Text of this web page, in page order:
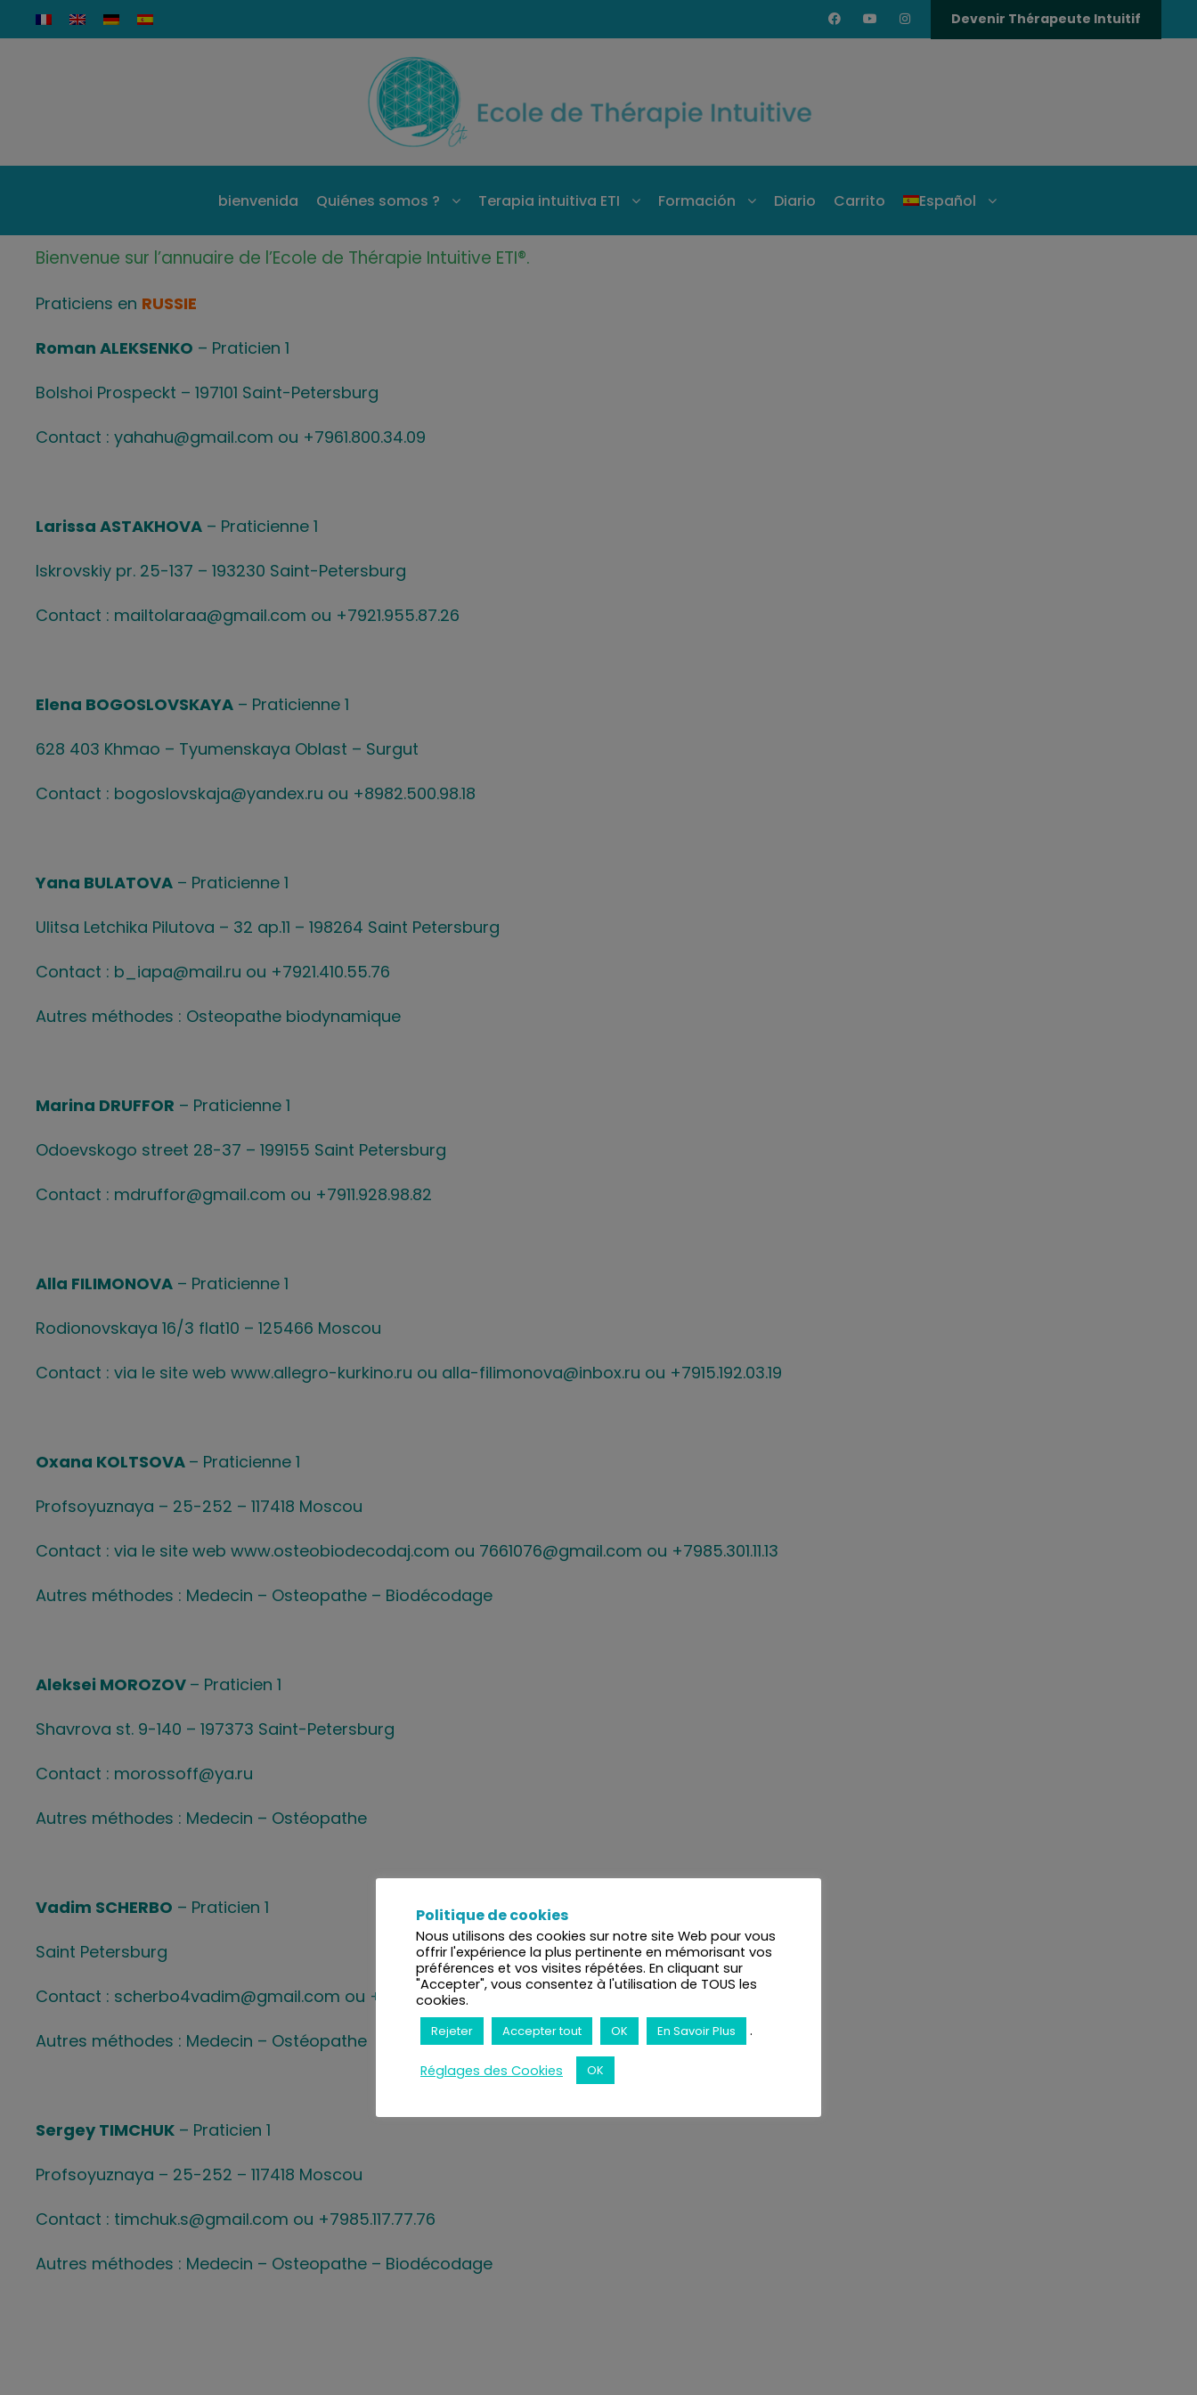
Devenir Thérapeute Intuitif
bienvenida Quiénes somos ? Terapia intuitiva ETI Formación Diario Carrito Español
Bienvenue sur l’annuaire de l’Ecole de Thérapie Intuitive ETI®.
Praticiens en RUSSIE
Roman ALEKSENKO – Praticien 1
Bolshoi Prospeckt – 197101 Saint-Petersburg
Contact : yahahu@gmail.com ou +7961.800.34.09
Larissa ASTAKHOVA – Praticienne 1
Iskrovskiy pr. 25-137 – 193230 Saint-Petersburg
Contact : mailtolaraa@gmail.com ou +7921.955.87.26
Elena BOGOSLOVSKAYA – Praticienne 1
628 403 Khmao – Tyumenskaya Oblast – Surgut
Contact : bogoslovskaja@yandex.ru ou +8982.500.98.18
Yana BULATOVA – Praticienne 1
Ulitsa Letchika Pilutova – 32 ap.11 – 198264 Saint Petersburg
Contact : b_iapa@mail.ru ou +7921.410.55.76
Autres méthodes : Osteopathe biodynamique
Marina DRUFFOR – Praticienne 1
Odoevskogo street 28-37 – 199155 Saint Petersburg
Contact : mdruffor@gmail.com ou +7911.928.98.82
Alla FILIMONOVA – Praticienne 1
Rodionovskaya 16/3 flat10 – 125466 Moscou
Contact : via le site web www.allegro-kurkino.ru ou alla-filimonova@inbox.ru ou +7915.192.03.19
Oxana KOLTSOVA – Praticienne 1
Profsoyuznaya – 25-252 – 117418 Moscou
Contact : via le site web www.osteobiodecodaj.com ou 7661076@gmail.com ou +7985.301.11.13
Autres méthodes : Medecin – Osteopathe – Biodécodage
Aleksei MOROZOV – Praticien 1
Shavrova st. 9-140 – 197373 Saint-Petersburg
Contact : morossoff@ya.ru
Autres méthodes : Medecin – Ostéopathe
Vadim SCHERBO – Praticien 1
Saint Petersburg
Contact : scherbo4vadim@gmail.com ou +8911.225.36.71
Autres méthodes : Medecin – Ostéopathe
Sergey TIMCHUK – Praticien 1
Profsoyuznaya – 25-252 – 117418 Moscou
Contact : timchuk.s@gmail.com ou +7985.117.77.76
Autres méthodes : Medecin – Osteopathe – Biodécodage
Politique de cookies
Nous utilisons des cookies sur notre site Web pour vous
offrir l'expérience la plus pertinente en mémorisant vos
préférences et vos visites répétées. En cliquant sur
"Accepter", vous consentez à l'utilisation de TOUS les
cookies.
Rejeter Accepter tout OK En Savoir Plus .
Réglages des Cookies OK